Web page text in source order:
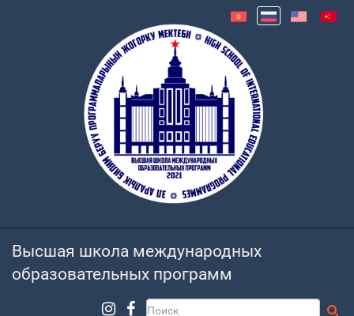
Высшая школа международных
образовательных программ